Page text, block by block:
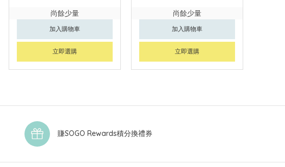
尚餘少量
加入購物車
立即選購
尚餘少量
加入購物車
立即選購
賺SOGO Rewards積分換禮券